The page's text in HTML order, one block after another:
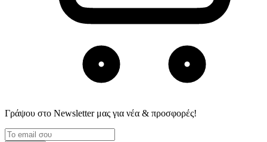
Γράψου στο Νewsletter μας για νέα & προσφορές!